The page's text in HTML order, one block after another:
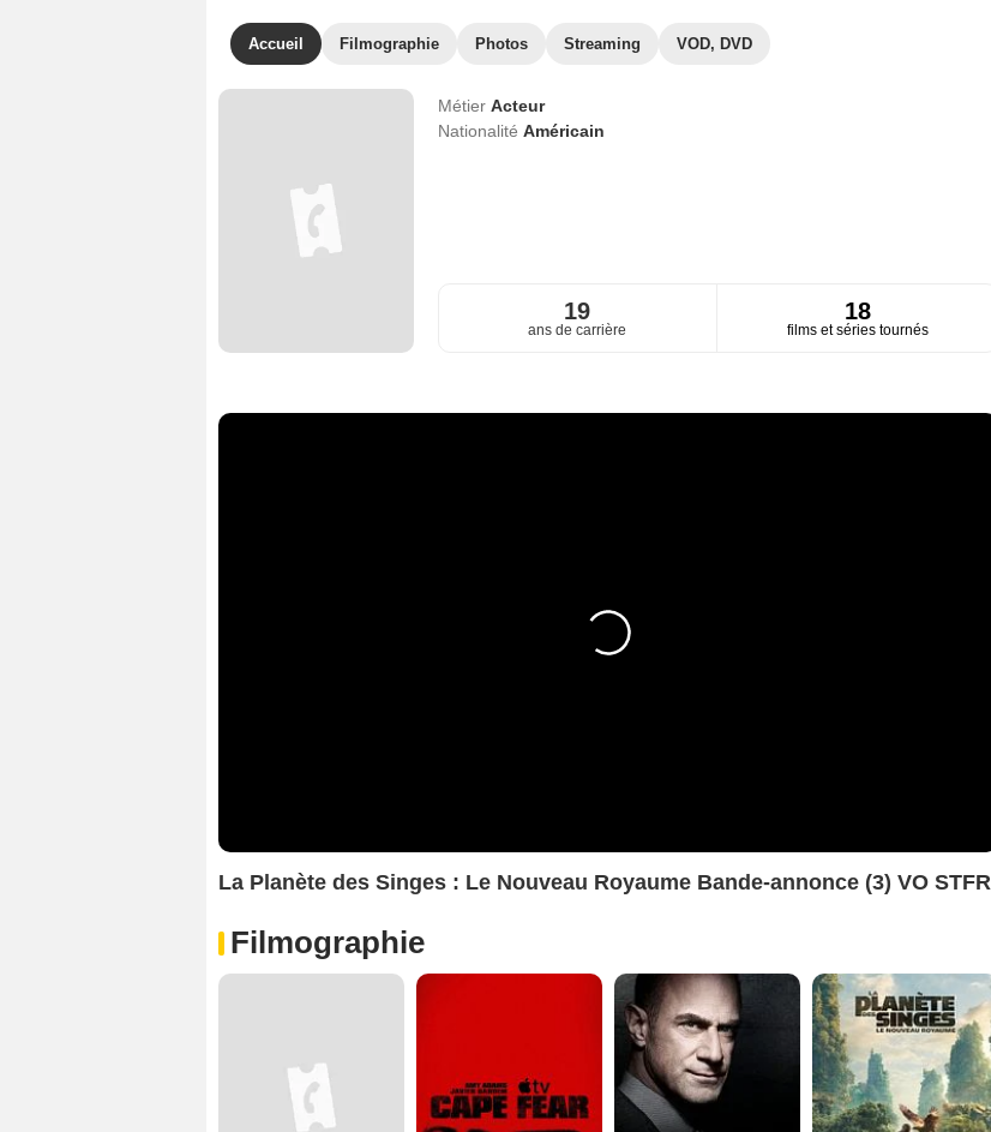
Accueil Filmographie Photos Streaming VOD, DVD
Métier Acteur
Nationalité Américain
19
ans de carrière
18
films et séries tournés
La Planète des Singes : Le Nouveau Royaume Bande-annonce (3) VO STFR
Filmographie